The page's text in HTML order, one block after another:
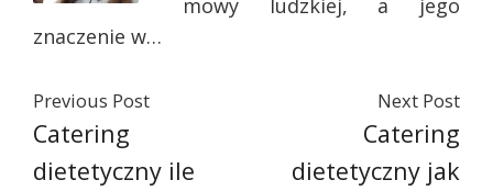
mowy ludzkiej, a jego
znaczenie w…
Previous Post
Catering
dietetyczny ile
Next Post
Catering
dietetyczny jak